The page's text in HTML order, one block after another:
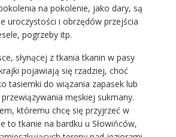
na pokolenie, jako dary, są
uroczystości i obrzędów przejścia
pogrzeby itp.
słynącej z tkania tkanin w pasy
pojawiają się rzadziej, choć
tasiemki do wiązania zapasek lub
męskiej sukmany.
któremu chcę się przyjrzeć w
to tkanie na bardku u Słowińców,